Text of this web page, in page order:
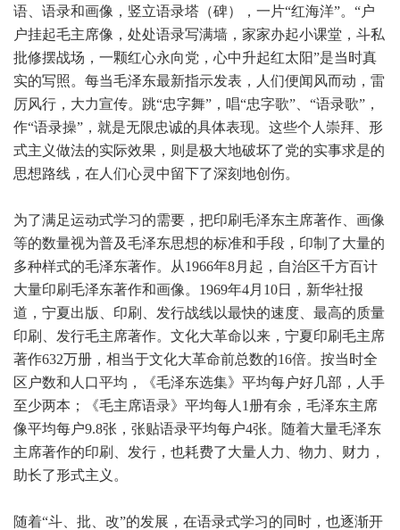
语、语录和画像，竖立语录塔（碑），一片“红海洋”。“户
户挂起毛主席像，处处语录写满墙，家家办起小课堂，斗私
批修摆战场，一颗红心永向党，心中升起红太阳”是当时真
实的写照。每当毛泽东最新指示发表，人们便闻风而动，雷
厉风行，大力宣传。跳“忠字舞”，唱“忠字歌”、“语录歌”，
作“语录操”，就是无限忠诚的具体表现。这些个人崇拜、形
式主义做法的实际效果，则是极大地破坏了党的实事求是的
思想路线，在人们心灵中留下了深刻地创伤。
为了满足运动式学习的需要，把印刷毛泽东主席著作、画像
等的数量视为普及毛泽东思想的标准和手段，印制了大量的
多种样式的毛泽东著作。从1966年8月起，自治区千方百计
大量印刷毛泽东著作和画像。1969年4月10日，新华社报
道，宁夏出版、印刷、发行战线以最快的速度、最高的质量
印刷、发行毛主席著作。文化大革命以来，宁夏印刷毛主席
著作632万册，相当于文化大革命前总数的16倍。按当时全
区户数和人口平均，《毛泽东选集》平均每户好几部，人手
至少两本；《毛主席语录》平均每人1册有余，毛泽东主席
像平均每户9.8张，张贴语录平均每户4张。随着大量毛泽东
主席著作的印刷、发行，也耗费了大量人力、物力、财力，
助长了形式主义。
随着“斗、批、改”的发展，在语录式学习的同时，也逐渐开